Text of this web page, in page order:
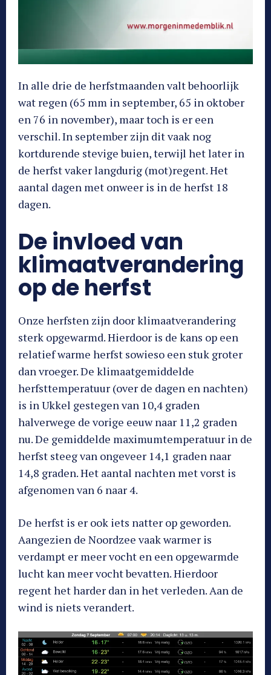
In alle drie de herfstmaanden valt behoorlijk
wat regen (65 mm in september, 65 in oktober
en 76 in november), maar toch is er een
verschil. In september zijn dit vaak nog
kortdurende stevige buien, terwijl het later in
de herfst vaker langdurig (mot)regent. Het
aantal dagen met onweer is in de herfst 18
dagen.
De invloed van
klimaatverandering
op de herfst
Onze herfsten zijn door klimaatverandering
sterk opgewarmd. Hierdoor is de kans op een
relatief warme herfst sowieso een stuk groter
dan vroeger. De klimaatgemiddelde
herfsttemperatuur (over de dagen en nachten)
is in Ukkel gestegen van 10,4 graden
halverwege de vorige eeuw naar 11,2 graden
nu. De gemiddelde maximumtemperatuur in de
herfst steeg van ongeveer 14,1 graden naar
14,8 graden. Het aantal nachten met vorst is
afgenomen van 6 naar 4.
De herfst is er ook iets natter op geworden.
Aangezien de Noordzee vaak warmer is
verdampt er meer vocht en een opgewarmde
lucht kan meer vocht bevatten. Hierdoor
regent het harder dan in het verleden. Aan de
wind is niets verandert.